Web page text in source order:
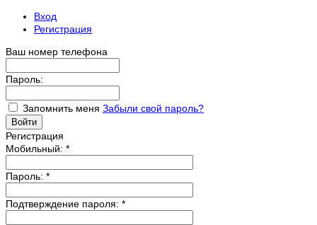
Вход
Регистрация
Ваш номер телефона
Пароль:
Запомнить меня Забыли свой пароль?
Регистрация
Мобильный: *
Пароль: *
Подтверждение пароля: *